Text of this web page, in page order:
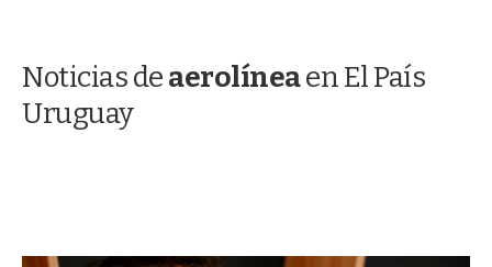
d
Noticias deaerolíneaen El País
Uruguay